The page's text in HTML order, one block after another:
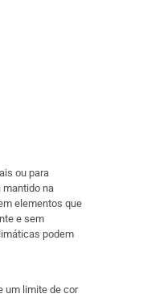
ou para
mantido na
elementos que
e sem
podem
um limite de cor